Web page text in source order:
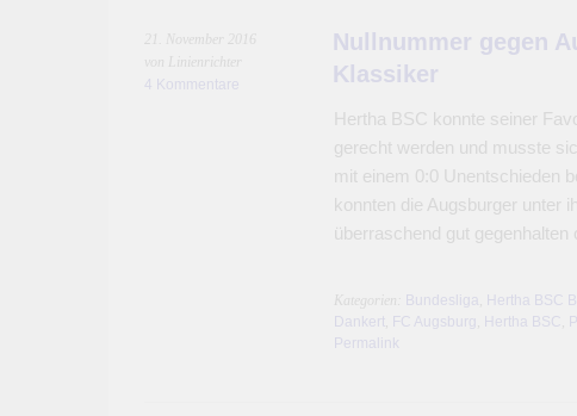
21. November 2016
von Linienrichter
4 Kommentare
Nullnummer gegen
Klassiker
Hertha BSC konnte seiner
gerecht werden und musste
mit einem 0:0 Unentschieden
konnten die Augsburger unter
überraschend gut
Kategorien: Bundesliga Hertha BSC
Dankert
FC Augsburg Hertha BSC
Permalink